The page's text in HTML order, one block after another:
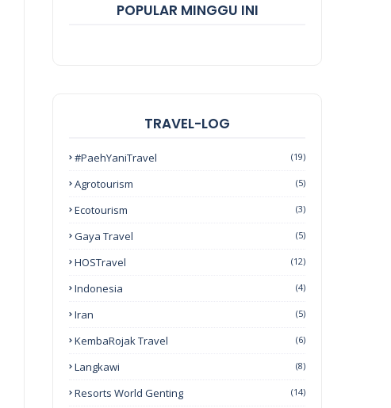
POPULAR MINGGU INI
TRAVEL-LOG
#PaehYaniTravel (19)
Agrotourism (5)
Ecotourism (3)
Gaya Travel (5)
HOSTravel (12)
Indonesia (4)
Iran (5)
KembaRojak Travel (6)
Langkawi (8)
Resorts World Genting (14)